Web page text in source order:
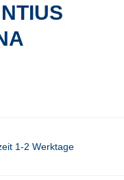
1-2 Werktage